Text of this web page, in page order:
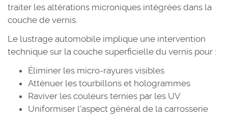
traiter les altérations microniques intégrées dans la
couche de vernis.
Le lustrage automobile implique une intervention
technique sur la couche superficielle du vernis pour :
Éliminer les micro-rayures visibles
Atténuer les tourbillons et hologrammes
Raviver les couleurs ternies par les UV
Uniformiser l'aspect général de la carrosserie